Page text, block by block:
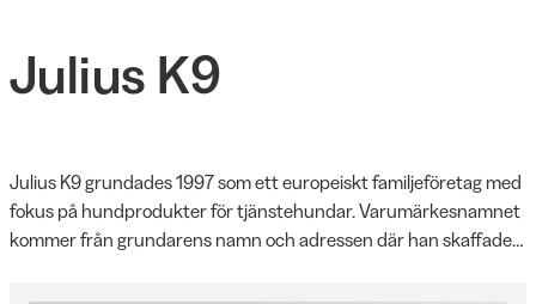
Julius K9
Julius K9 grundades 1997 som ett europeiskt familjeföretag med
fokus på hundprodukter för tjänstehundar. Varumärkesnamnet
kommer från grundarens namn och adressen där han skaffade
för både arbetshundar och sällskapshundar, med deras